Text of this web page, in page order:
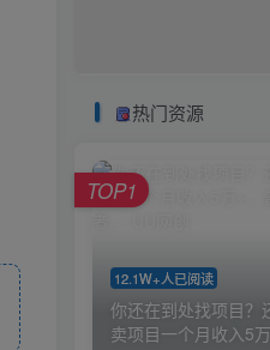
热门资源
12.1W+人已阅读
你还在到处找项目？
卖项目一个月收入5
TOP1